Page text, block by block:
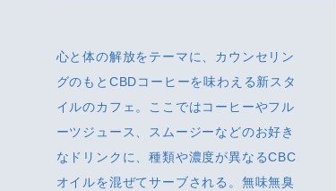
心と体の解放をテーマに、カウンセリン
グのもとCBDコーヒーを味わえる新スタ
イルのカフェ。ここではコーヒーやフル
ーツジュース、スムージーなどのお好き
なドリンクに、種類や濃度が異なるCBC
オイルを混ぜてサーブされる。無味無臭